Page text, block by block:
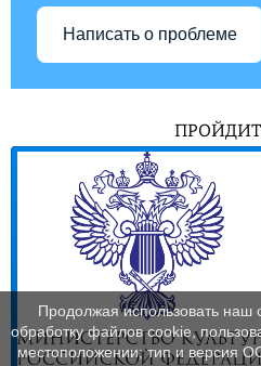
Написать о проблеме
Продолжая использовать наш
обработку файлов cookie,
местоположении; тип и версия